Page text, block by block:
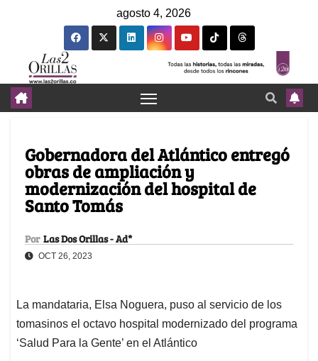
agosto 4, 2026
Gobernadora del Atlántico entregó
obras de ampliación y
modernización del hospital de
Santo Tomás
Por Las Dos Orillas - Ad*
OCT 26, 2023
La mandataria, Elsa Noguera, puso al servicio de los
tomasinos el octavo hospital modernizado del programa
‘Salud Para la Gente’ en el Atlántico